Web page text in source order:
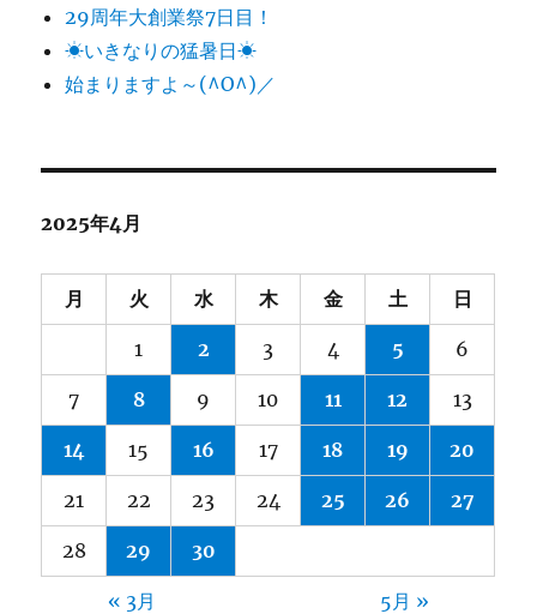
29周年大創業祭7日目！
☀いきなりの猛暑日☀
始まりますよ～(^O^)／
2025年4月
月 火 水 木 金 土 日
1 2 3 4 5 6
7 8 9 10 11 12 13
14 15 16 17 18 19 20
21 22 23 24 25 26 27
28 29 30
« 3月 5月 »